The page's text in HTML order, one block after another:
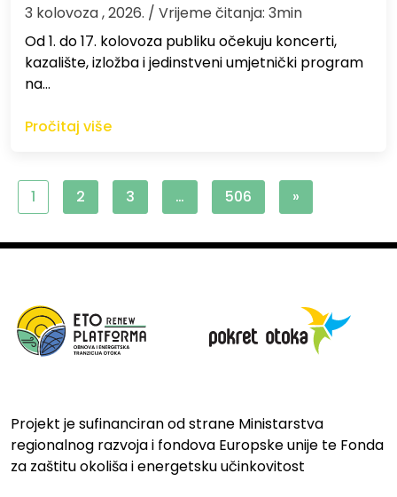
3 kolovoza , 2026. / Vrijeme čitanja: 3min
Od 1. do 17. kolovoza publiku očekuju koncerti,
kazalište, izložba i jedinstveni umjetnički program
na…
Pročitaj više
1 2 3 … 506 »
Projekt je sufinanciran od strane Ministarstva
regionalnog razvoja i fondova Europske unije te Fonda
za zaštitu okoliša i energetsku učinkovitost